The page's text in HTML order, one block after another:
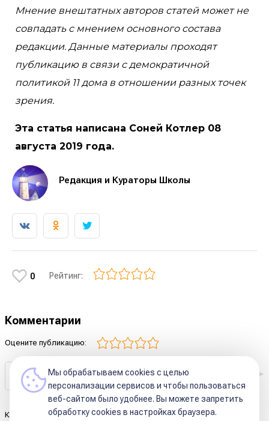
Мнение внештатных авторов статей может не
совпадать с мнением основного состава
редакции. Данные материалы проходят
публикацию в связи с демократичной
политикой 11 дома в отношении разных точек
зрения.
Эта статья написана Соней Котлер 08
августа 2019 года.
Редакция и Кураторы Школы
0 Рейтинг:
Комментарии
Оцените публикацию:
Комментариев к этой статье ещё нет.
Мы обрабатываем cookies с целью
персонализации сервисов и чтобы пользоваться
веб-сайтом было удобнее. Вы можете запретить
обработку сookies в настройках браузера.